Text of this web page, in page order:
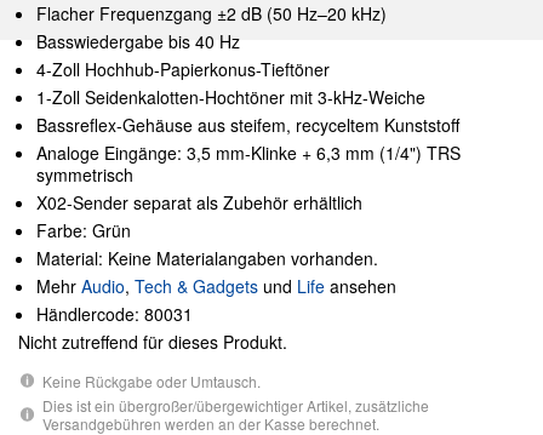
Flacher Frequenzgang ±2 dB (50 Hz–20 kHz)
Basswiedergabe bis 40 Hz
4-Zoll Hochhub-Papierkonus-Tieftöner
1-Zoll Seidenkalotten-Hochtöner mit 3-kHz-Weiche
Bassreflex-Gehäuse aus steifem, recyceltem Kunststoff
Analoge Eingänge: 3,5 mm-Klinke + 6,3 mm (1/4") TRS
symmetrisch
X02-Sender separat als Zubehör erhältlich
Farbe: Grün
Material: Keine Materialangaben vorhanden.
Mehr Audio, Tech & Gadgets und Life ansehen
Händlercode: 80031
Nicht zutreffend für dieses Produkt.
Keine Rückgabe oder Umtausch.
Dies ist ein übergroßer/übergewichtiger Artikel, zusätzliche
Versandgebühren werden an der Kasse berechnet.